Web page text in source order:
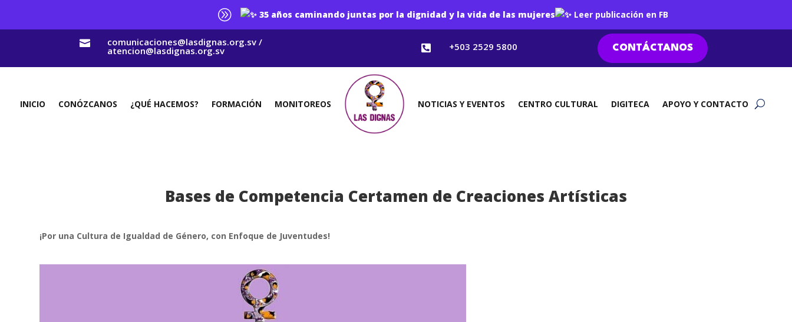
A 35 años caminando juntas por la dignidad y la vida de las mujeres Leer publicación en FB
 comunicaciones@lasdignas.org.sv /
atencion@lasdignas.org.sv  +503 2529 5800 CONTÁCTANOS
INICIO CONÓZCANOS ¿QUÉ HACEMOS? FORMACIÓN MONITOREOS NOTICIAS Y EVENTOS CENTRO CULTURAL DIGITECA APOYO Y CONTACTO
Bases de Competencia Certamen de Creaciones Artísticas
¡Por una Cultura de Igualdad de Género, con Enfoque de Juventudes!